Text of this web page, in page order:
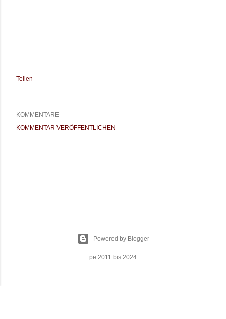
Teilen
KOMMENTARE
KOMMENTAR VERÖFFENTLICHEN
Powered by Blogger
pe 2011 bis 2024